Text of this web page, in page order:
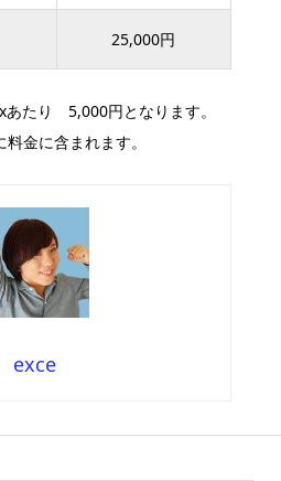
25,000円
たり 5,000円となります。
金に含まれます。
exce